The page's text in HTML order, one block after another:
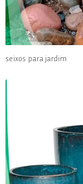
seixos para jardim